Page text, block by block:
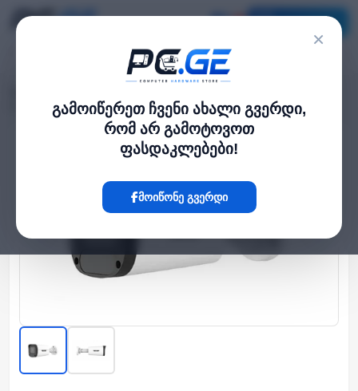
×
გამოიწერეთ ჩვენი ახალი გვერდი,
რომ არ გამოტოვოთ
ფასდაკლებები!
მოიწონე გვერდი
IP კამერა - 5მპ, VF, Bullet, Mic, SD, ANR, UMD, IR50, Uniview